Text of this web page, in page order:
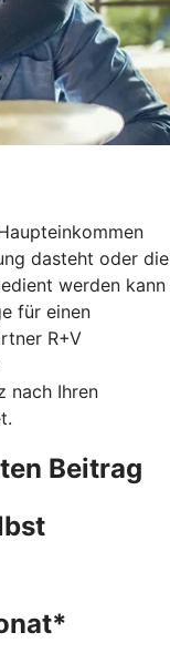
dasteht oder die
werden kann
für einen
R+V
nach Ihren
Beitrag